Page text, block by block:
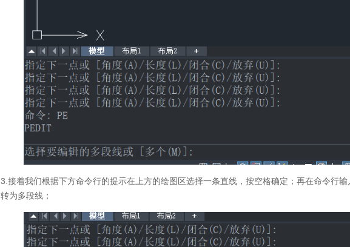
3.接着我们根据下方命令行的提示在上方的绘图区选择一条直线，按空格确定；再在命令行
转为多段线；